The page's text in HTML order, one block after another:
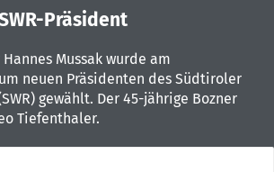
Präsident
Mussak wurde am
neuen Präsidenten des Südtiroler
gewählt. Der 45-jährige Bozner
Tiefenthaler.